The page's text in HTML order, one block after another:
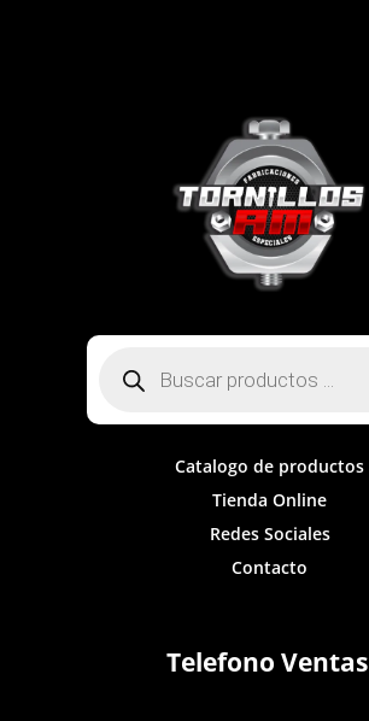
productos
Catalogo de productos
Tienda Online
Redes Sociales
Contacto
Telefono Ventas